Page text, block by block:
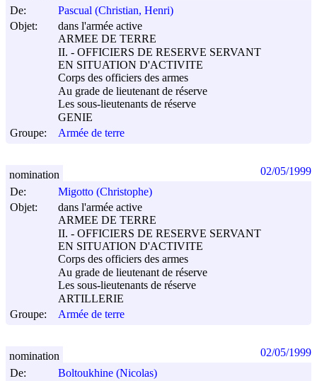
De:
Pascual (Christian, Henri)
Objet:
dans l'armée active
ARMEE DE TERRE
II. - OFFICIERS DE RESERVE SERVANT
EN SITUATION D'ACTIVITE
Corps des officiers des armes
Au grade de lieutenant de réserve
Les sous-lieutenants de réserve
GENIE
Groupe:
Armée de terre
De:
Migotto (Christophe)
Objet:
dans l'armée active
ARMEE DE TERRE
II. - OFFICIERS DE RESERVE SERVANT
EN SITUATION D'ACTIVITE
Corps des officiers des armes
Au grade de lieutenant de réserve
Les sous-lieutenants de réserve
ARTILLERIE
Groupe:
Armée de terre
nomination 02/05/1999
De:
Boltoukhine (Nicolas)
nomination 02/05/1999